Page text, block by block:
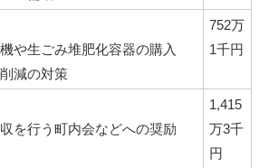
や生ごみ堆肥化容器の購入
減の対策
752万
1千円
を行う町内会などへの奨励
1,415
万3千
円